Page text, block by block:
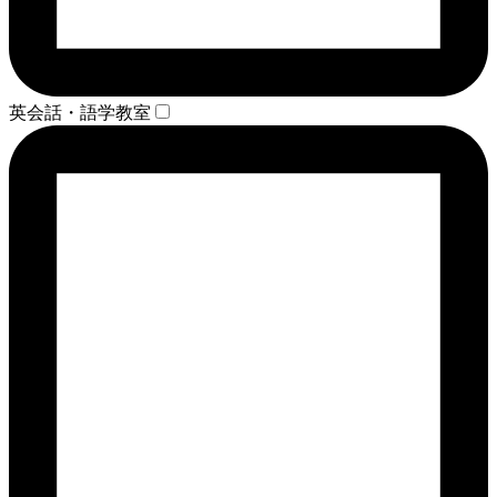
英会話・語学教室